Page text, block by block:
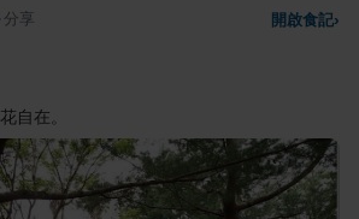
分享 開啟食記›
自在。